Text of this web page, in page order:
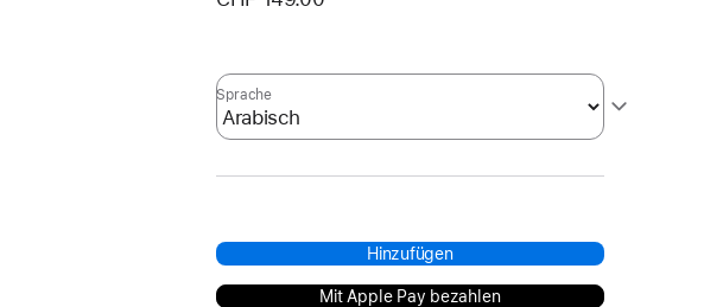
Sprache
Hinzufügen
Mit Apple Pay bezahlen